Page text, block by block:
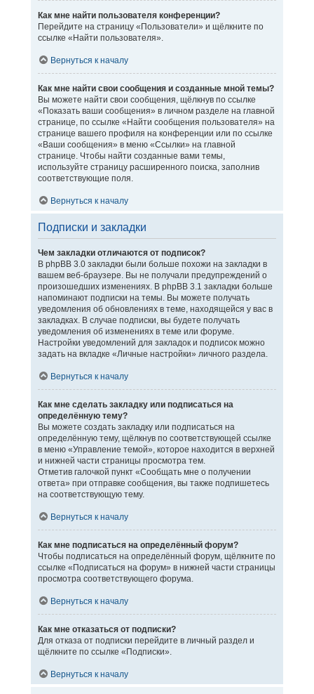
Как мне найти пользователя конференции?
Перейдите на страницу «Пользователи» и щёлкните по
ссылке «Найти пользователя».
Вернуться к началу
Как мне найти свои сообщения и созданные мной темы?
Вы можете найти свои сообщения, щёлкнув по ссылке
«Показать ваши сообщения» в личном разделе на главной
странице, по ссылке «Найти сообщения пользователя» на
странице вашего профиля на конференции или по ссылке
«Ваши сообщения» в меню «Ссылки» на главной
странице. Чтобы найти созданные вами темы,
используйте страницу расширенного поиска, заполнив
соответствующие поля.
Вернуться к началу
Подписки и закладки
Чем закладки отличаются от подписок?
В phpBB 3.0 закладки были больше похожи на закладки в
вашем веб-браузере. Вы не получали предупреждений о
произошедших изменениях. В phpBB 3.1 закладки больше
напоминают подписки на темы. Вы можете получать
уведомления об обновлениях в теме, находящейся у вас в
закладках. В случае подписки, вы будете получать
уведомления об изменениях в теме или форуме.
Настройки уведомлений для закладок и подписок можно
задать на вкладке «Личные настройки» личного раздела.
Вернуться к началу
Как мне сделать закладку или подписаться на
определённую тему?
Вы можете создать закладку или подписаться на
определённую тему, щёлкнув по соответствующей ссылке
в меню «Управление темой», которое находится в верхней
и нижней части страницы просмотра тем.
Отметив галочкой пункт «Сообщать мне о получении
ответа» при отправке сообщения, вы также подпишетесь
на соответствующую тему.
Вернуться к началу
Как мне подписаться на определённый форум?
Чтобы подписаться на определённый форум, щёлкните по
ссылке «Подписаться на форум» в нижней части страницы
просмотра соответствующего форума.
Вернуться к началу
Как мне отказаться от подписки?
Для отказа от подписки перейдите в личный раздел и
щёлкните по ссылке «Подписки».
Вернуться к началу